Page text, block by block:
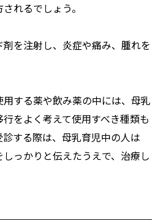
れるでしょう。
を注射し、炎症や痛み、腫れを
する薬や飲み薬の中には、母乳
をよく考えて使用すべき種類も
する際は、母乳育児中の人は
しっかりと伝えたうえで、治療し